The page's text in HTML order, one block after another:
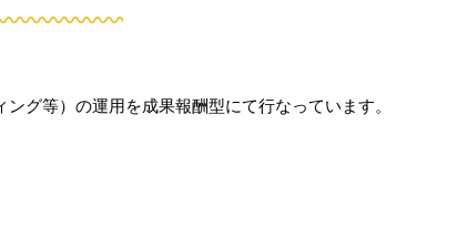
グ等）の運用を成果報酬型にて行なっています。